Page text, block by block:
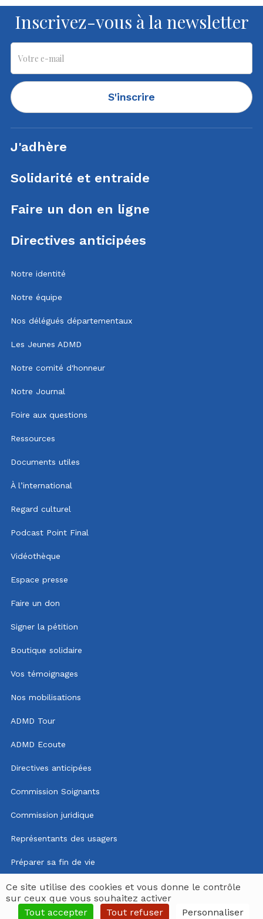
Inscrivez-vous à la newsletter
S'inscrire
J'adhère
Solidarité et entraide
Faire un don en ligne
Directives anticipées
Notre identité
Notre équipe
Nos délégués départementaux
Les Jeunes ADMD
Notre comité d'honneur
Notre Journal
Foire aux questions
Ressources
Documents utiles
À l’international
Regard culturel
Podcast Point Final
Vidéothèque
Espace presse
Faire un don
Signer la pétition
Boutique solidaire
Vos témoignages
Nos mobilisations
ADMD Tour
ADMD Ecoute
Directives anticipées
Commission Soignants
Commission juridique
Représentants des usagers
Préparer sa fin de vie
Mentions légales
Politique de confidentialité
Ce site utilise des cookies et vous donne le contrôle
sur ceux que vous souhaitez activer
Tout accepter
Tout refuser Personnaliser